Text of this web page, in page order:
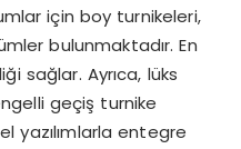
için boy turnikeleri,
bulunmaktadır. En
sağlar. Ayrıca, lüks
geçiş turnike
yazılımlarla entegre